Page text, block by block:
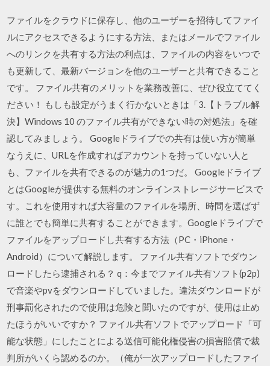
ファイルをクラウドに保存し、他のユーザーを招待してファイ
ルにアクセスできるようにする方法、またはメールでファイル
へのリンクを共有する方法の利点は、ファイルの内容をいつで
も更新して、最新バージョンを他のユーザーと共有できること
です。 ファイル共有のメリットを業務改善に、ぜひ役立ててく
ださい！ もしも設定がうまく行かないときは「3.【トラブル解
決】Windows 10 のファイル共有ができない時の対処法」を確
認してみましょう。 Googleドライブでの共有は使い方が簡単
なうえに、URLを作成すればアカウントを持っていない人と
も、ファイルを共有できるのが魅力の1つだ。 Googleドライブ
とはGoogleが提供する無料のオンラインストレージサービスで
す。これを使用すれば大容量のファイルを場所、時間を選ばず
に誰とでも簡単に共有することができます。Googleドライブで
ファイルをアップロードし共有する方法（PC・iPhone・
Android）について解説します。 ファイル共有ソフトでダウン
ロードしたら逮捕される？ q：今までファイル共有ソフト(p2p)
で音楽やpvをダウンロードしていました。違法ダウンロードが
刑事罰化されたので使用は危険と聞いたのですが、使用は止め
たほうがいいですか？ ファイル共有ソフトでアップロード「可
能な状態」にしたことによる送信可能化権侵害の損害賠償で裁
判所がいくら認めるのか。（俺が一次アップロードしたファイ